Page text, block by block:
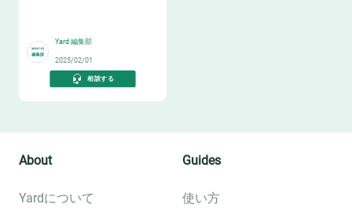
Yard 編集部
2025/02/01
相談する
About
Yardについて
Guides
使い方